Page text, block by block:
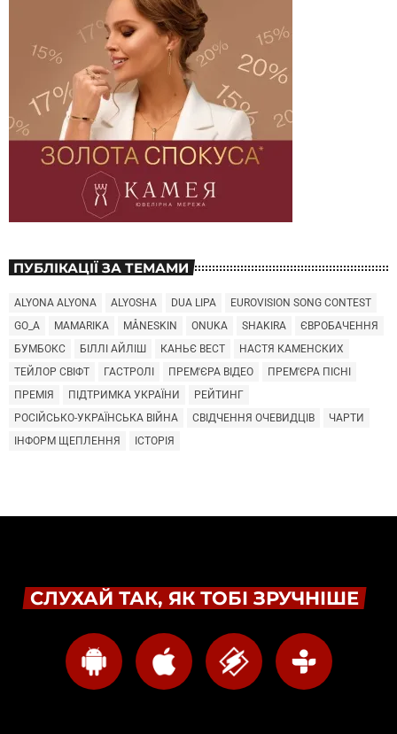
ПУБЛІКАЦІЇ ЗА ТЕМАМИ
ALYONA ALYONA ALYOSHA DUA LIPA
EUROVISION SONG CONTEST
GO_A
MAMARIKA MÅNESKIN ONUKA SHAKIRA
ЄВРОБАЧЕННЯ
БУМБОКС
БІЛЛІ АЙЛІШ КАНЬЄ ВЕСТ
НАСТЯ КАМЕНСКИХ
ТЕЙЛОР СВІФТ
ГАСТРОЛІ ПРЕМ'ЄРА ВІДЕО
ПРЕМ'ЄРА ПІСНІ
ПРЕМІЯ
ПІДТРИМКА УКРАЇНИ
РЕЙТИНГ
РОСІЙСЬКО-УКРАЇНСЬКА ВІЙНА
СВІДЧЕННЯ ОЧЕВИДЦІВ
ЧАРТИ
ІНФОРМ ЩЕПЛЕННЯ
ІСТОРІЯ
СЛУХАЙ ТАК, ЯК ТОБІ ЗРУЧНІШЕ